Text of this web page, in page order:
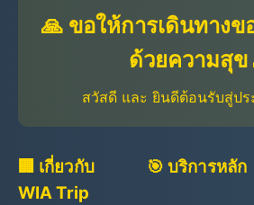
🙏 ขอให้การเดินทาง
ด้วยความสุข
สวัสดี และ ยินดีต้อนรับสู่ปร
🏢 เกี่ยวกับ
WIA Trip
🎯 บริการหลัก